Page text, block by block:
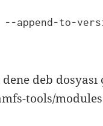
append-to-
deb dosyası
tools/modules